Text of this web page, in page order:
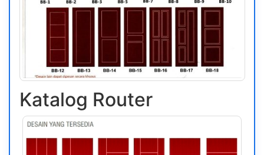
Katalog Router